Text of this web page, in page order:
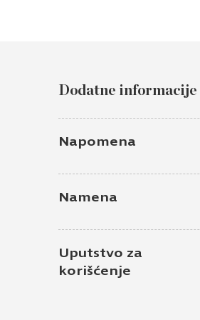
Dodatne informacije
Napomena
Namena
Uputstvo za
korišćenje